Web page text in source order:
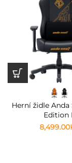
Herní židle Anda
Edition
8,499.00